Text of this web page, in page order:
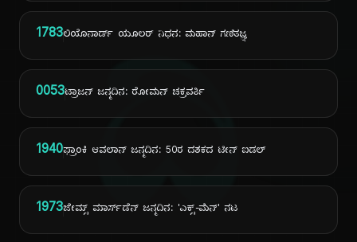
1783ಲಿಯೊನಾರ್ಡ್ ಯೂಲರ್ ನಿಧನ: ಮಹಾನ್ ಗಣಿತಜ್ಞ
0053ಟ್ರಾಜನ್ ಜನ್ಮದಿನ: ರೋಮನ್ ಚಕ್ರವರ್ತಿ
1940ಫ್ರಾಂಕಿ ಆವಲಾನ್ ಜನ್ಮದಿನ: 50ರ ದಶಕದ ಟೀನ್ ಐಡಲ್
1973ಜೇಮ್ಸ್ ಮಾರ್ಸ್‌ಡೆನ್ ಜನ್ಮದಿನ: 'ಎಕ್ಸ್-ಮೆನ್' ನಟ